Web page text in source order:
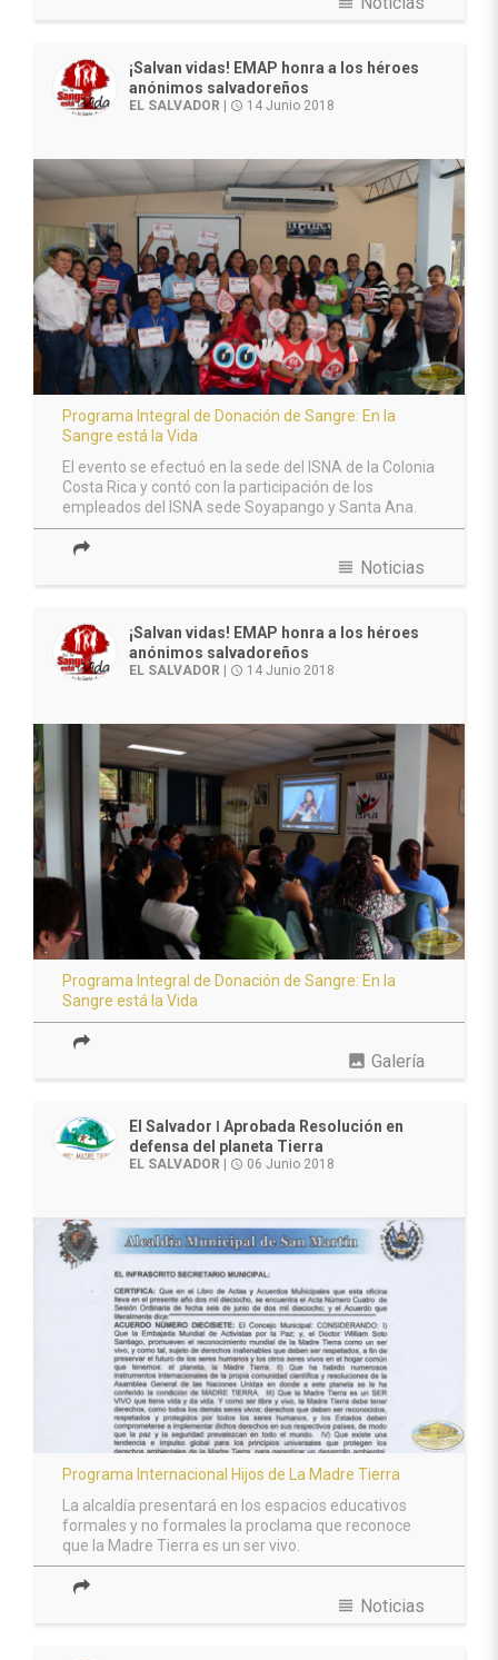
¡Salvan vidas! EMAP honra a los héroes
anónimos salvadoreños
EL SALVADOR access_time 14 Junio 2018
Programa Integral de Donación de Sangre: En la
Sangre está la Vida
El evento se efectuó en la sede del ISNA de la Colonia
Costa Rica y contó con la participación de los
empleados del ISNA sede Soyapango y Santa Ana.
view_headline Noticias
¡Salvan vidas! EMAP honra a los héroes
anónimos salvadoreños
EL SALVADOR | access_time 14 Junio 2018
Programa Integral de Donación de Sangre: En la
Sangre está la Vida
photo Galería
El Salvador ǀ Aprobada Resolución en
defensa del planeta Tierra
EL SALVADOR | access_time 06 Junio 2018
Programa Internacional Hijos de La Madre Tierra
La alcaldía presentará en los espacios educativos
formales y no formales la proclama que reconoce
que la Madre Tierra es un ser vivo.
view_headline Noticias